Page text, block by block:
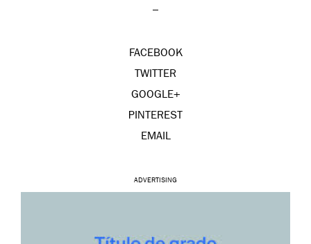
–
FACEBOOK
TWITTER
GOOGLE+
PINTEREST
EMAIL
ADVERTISING